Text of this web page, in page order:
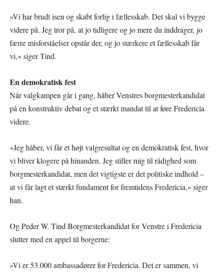
»Vi har brudt isen og skabt forlig i fællesskab. Det skal vi bygge
videre på. Jeg tror på, at jo tidligere og jo mere du inddrager, jo
færre misforståelser opstår der, og jo stærkere et fællesskab får
vi,« siger Tind.
En demokratisk fest
Når valgkampen går i gang, håber Venstres borgmesterkandidat
på en konstruktiv debat og et stærkt mandat til at føre Fredericia
videre.
»Jeg håber, vi får et højt valgresultat og en demokratisk fest, hvor
vi bliver klogere på hinanden. Jeg stiller mig til rådighed som
borgmesterkandidat, men det vigtigste er det politiske indhold –
at vi får lagt et stærkt fundament for fremtidens Fredericia,« siger
han.
Og Peder W. Tind Borgmesterkandidat for Venstre i Fredericia
slutter med en appel til borgerne:
»Vi er 53.000 ambassadører for Fredericia. Det er sammen, vi